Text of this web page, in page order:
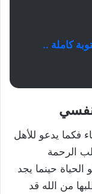
كاملة ..
فكما يدعو للأهل
الرحمة
حينما يجد
من الله قد